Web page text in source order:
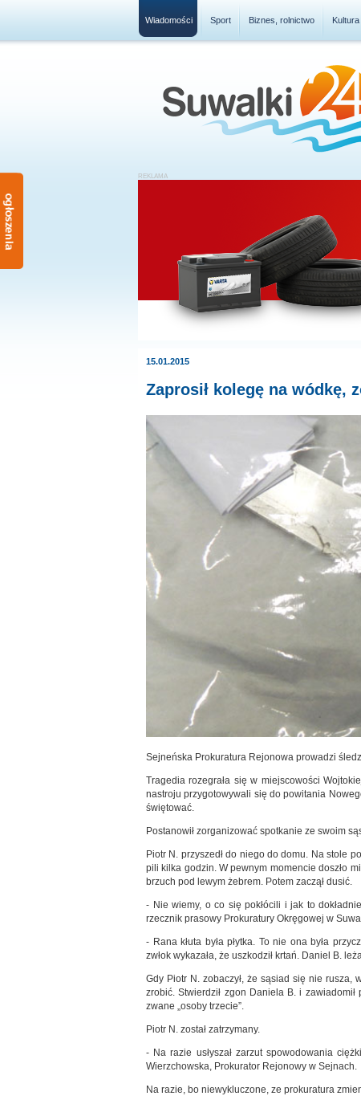
Wiadomości Sport Biznes, rolnictwo
15.01.2015
Zaprosił kolegę na wódkę,
Sejneńska Prokuratura Rejonowa prowadzi
Tragedia rozegrała się w miejscowości
nastroju przygotowywali się do powitania
świętować.
Postanowił zorganizować spotkanie ze swoim
Piotr N. przyszedł do niego do domu. Na stole
pili kilka godzin. W pewnym momencie doszło
brzuch pod lewym żebrem. Potem zaczął dusić.
- Nie wiemy, o co się pokłócili i jak to
rzecznik prasowy Prokuratury Okręgowej w
- Rana kłuta była płytka. To nie ona była
zwłok wykazała, że uszkodził krtań. Daniel B.
Gdy Piotr N. zobaczył, że sąsiad się nie rusza,
zrobić. Stwierdził zgon Daniela B. i
zwane „osoby trzecie”.
Piotr N. został zatrzymany.
- Na razie usłyszał zarzut spowodowania
Wierzchowska, Prokurator Rejonowy w Sejnach.
Na razie, bo niewykluczone, ze prokuratura